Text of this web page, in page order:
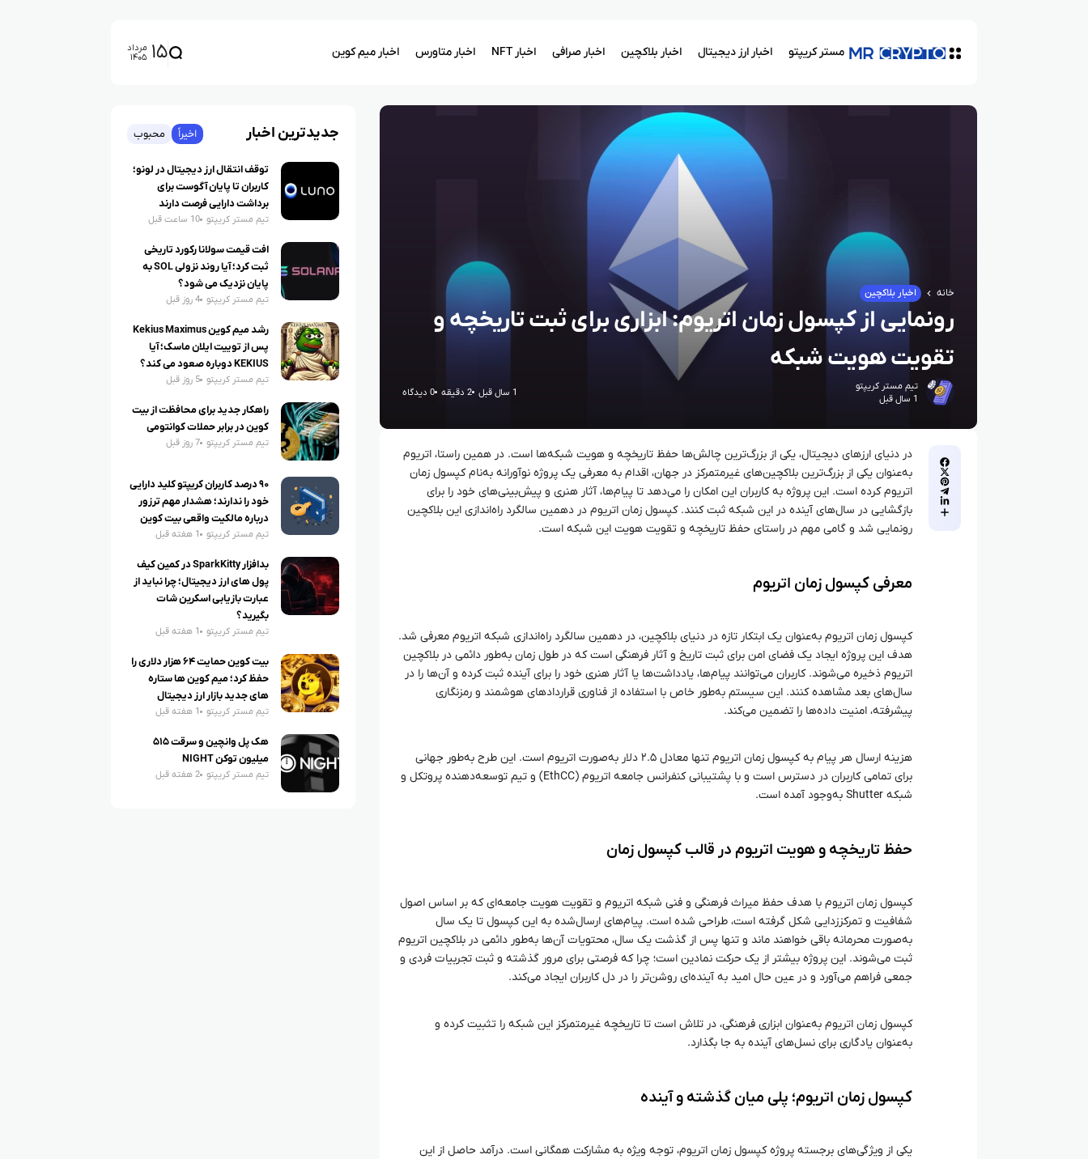
مستر کریپتو اخبار ارز دیجیتال اخبار بلاکچین اخبار صرافی اخبار NFT اخبار متاورس اخبار میم کوین ۱۵ مرداد
۱۴۰۵
خانه اخبار بلاکچین
رونمایی از کپسول زمان اتریوم: ابزاری برای ثبت تاریخچه و
تقویت هویت شبکه
تیم مستر کریپتو
1 سال قبل
1 سال قبل 2 دقیقه 0 دیدگاه
در دنیای ارزهای دیجیتال، یکی از بزرگ‌ترین چالش‌ها حفظ تاریخچه و هویت شبکه‌ها است. در همین راستا، اتریوم
به‌عنوان یکی از بزرگ‌ترین بلاکچین‌های غیرمتمرکز در جهان، اقدام به معرفی یک پروژه نوآورانه به‌نام کپسول زمان
اتریوم کرده است. این پروژه به کاربران این امکان را می‌دهد تا پیام‌ها، آثار هنری و پیش‌بینی‌های خود را برای
بازگشایی در سال‌های آینده در این شبکه ثبت کنند. کپسول زمان اتریوم در دهمین سالگرد راه‌اندازی این بلاکچین
رونمایی شد و گامی مهم در راستای حفظ تاریخچه و تقویت هویت این شبکه است.
معرفی کپسول زمان اتریوم
کپسول زمان اتریوم به‌عنوان یک ابتکار تازه در دنیای بلاکچین، در دهمین سالگرد راه‌اندازی شبکه اتریوم معرفی شد.
هدف این پروژه ایجاد یک فضای امن برای ثبت تاریخ و آثار فرهنگی است که در طول زمان به‌طور دائمی در بلاکچین
اتریوم ذخیره می‌شوند. کاربران می‌توانند پیام‌ها، یادداشت‌ها یا آثار هنری خود را برای آینده ثبت کرده و آن‌ها را در
سال‌های بعد مشاهده کنند. این سیستم به‌طور خاص با استفاده از فناوری قراردادهای هوشمند و رمزنگاری
پیشرفته، امنیت داده‌ها را تضمین می‌کند.
هزینه ارسال هر پیام به کپسول زمان اتریوم تنها معادل ۲.۵ دلار به‌صورت اتریوم است. این طرح به‌طور جهانی
برای تمامی کاربران در دسترس است و با پشتیبانی کنفرانس جامعه اتریوم (EthCC) و تیم توسعه‌دهنده پروتکل و
شبکه Shutter به‌وجود آمده است.
حفظ تاریخچه و هویت اتریوم در قالب کپسول زمان
کپسول زمان اتریوم با هدف حفظ میراث فرهنگی و فنی شبکه اتریوم و تقویت هویت جامعه‌ای که بر اساس اصول
شفافیت و تمرکززدایی شکل گرفته است، طراحی شده است. پیام‌های ارسال‌شده به این کپسول تا یک سال
به‌صورت محرمانه باقی خواهند ماند و تنها پس از گذشت یک سال، محتویات آن‌ها به‌طور دائمی در بلاکچین اتریوم
ثبت می‌شوند. این پروژه بیشتر از یک حرکت نمادین است؛ چرا که فرصتی برای مرور گذشته و ثبت تجربیات فردی و
جمعی فراهم می‌آورد و در عین حال امید به آینده‌ای روشن‌تر را در دل کاربران ایجاد می‌کند.
کپسول زمان اتریوم به‌عنوان ابزاری فرهنگی، در تلاش است تا تاریخچه غیرمتمرکز این شبکه را تثبیت کرده و
به‌عنوان یادگاری برای نسل‌های آینده به جا بگذارد.
کپسول زمان اتریوم؛ پلی میان گذشته و آینده
یکی از ویژگی‌های برجسته پروژه کپسول زمان اتریوم، توجه ویژه به مشارکت همگانی است. درآمد حاصل از این
جدیدترین اخبار اخیراً محبوب
توقف انتقال ارز دیجیتال در لونو؛
کاربران تا پایان آگوست برای
برداشت دارایی فرصت دارند
تیم مستر کریپتو 10 ساعت قبل
افت قیمت سولانا رکورد تاریخی
ثبت کرد؛ آیا روند نزولی SOL به
پایان نزدیک می شود؟
تیم مستر کریپتو 4 روز قبل
رشد میم کوین Kekius Maximus
پس از توییت ایلان ماسک؛ آیا
KEKIUS دوباره صعود می کند؟
تیم مستر کریپتو 5 روز قبل
راهکار جدید برای محافظت از بیت
کوین در برابر حملات کوانتومی
تیم مستر کریپتو 7 روز قبل
۹۰ درصد کاربران کریپتو کلید دارایی
خود را ندارند؛ هشدار مهم ترزور
درباره مالکیت واقعی بیت کوین
تیم مستر کریپتو 1 هفته قبل
بدافزار SparkKitty در کمین کیف
پول های ارز دیجیتال؛ چرا نباید از
عبارت بازیابی اسکرین شات
بگیرید؟
تیم مستر کریپتو 1 هفته قبل
بیت کوین حمایت ۶۴ هزار دلاری را
حفظ کرد؛ میم کوین ها ستاره
های جدید بازار ارز دیجیتال
تیم مستر کریپتو 1 هفته قبل
هک پل وانچین و سرقت ۵۱۵
میلیون توکن NIGHT
تیم مستر کریپتو 2 هفته قبل